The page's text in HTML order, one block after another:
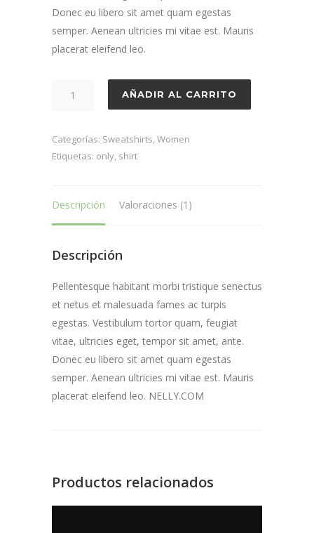
Donec eu libero sit amet quam egestas
semper. Aenean ultricies mi vitae est. Mauris
placerat eleifend leo.
AÑADIR AL CARRITO
Categorías: Sweatshirts,Women
Etiquetas: only, shirt
Descripción Valoraciones (1)
Descripción
Pellentesque habitant morbi tristique senectus
et netus et malesuada fames ac turpis
egestas. Vestibulum tortor quam, feugiat
vitae, ultricies eget, tempor sit amet, ante.
Donec eu libero sit amet quam egestas
semper. Aenean ultricies mi vitae est. Mauris
placerat eleifend leo. NELLY.COM
Productos relacionados